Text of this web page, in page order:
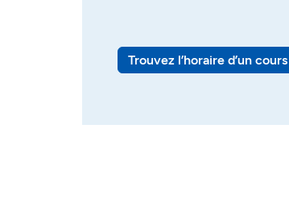
Trouvez l’horaire d’un cours